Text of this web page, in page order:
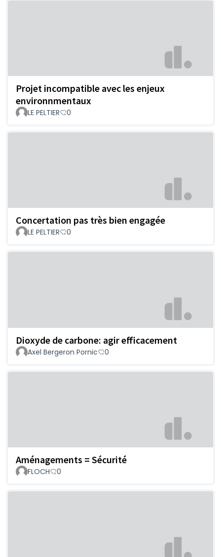
Projet incompatible avec les enjeux
environnmentaux
LE PELTIER 0
Concertation pas très bien engagée
LE PELTIER 0
Dioxyde de carbone: agir efficacement
Axel Bergeron Pornic 0
Aménagements = Sécurité
FLOCH 0